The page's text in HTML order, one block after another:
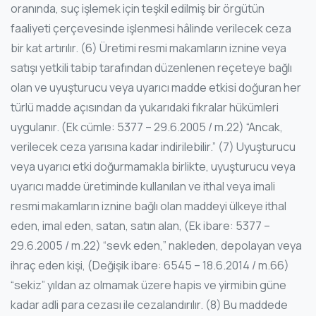
oranında, suç işlemek için teşkil edilmiş bir örgütün
faaliyeti çerçevesinde işlenmesi hâlinde verilecek ceza
bir kat artırılır. (6) Üretimi resmi makamların iznine veya
satışı yetkili tabip tarafından düzenlenen reçeteye bağlı
olan ve uyuşturucu veya uyarıcı madde etkisi doğuran her
türlü madde açısından da yukarıdaki fıkralar hükümleri
uygulanır. (Ek cümle: 5377 – 29.6.2005 / m.22) “Ancak,
verilecek ceza yarısına kadar indirilebilir.” (7) Uyuşturucu
veya uyarıcı etki doğurmamakla birlikte, uyuşturucu veya
uyarıcı madde üretiminde kullanılan ve ithal veya imali
resmi makamların iznine bağlı olan maddeyi ülkeye ithal
eden, imal eden, satan, satın alan, (Ek ibare: 5377 –
29.6.2005 / m.22) “sevk eden,” nakleden, depolayan veya
ihraç eden kişi, (Değişik ibare: 6545 – 18.6.2014 / m.66)
“sekiz” yıldan az olmamak üzere hapis ve yirmibin güne
kadar adli para cezası ile cezalandırılır. (8) Bu maddede